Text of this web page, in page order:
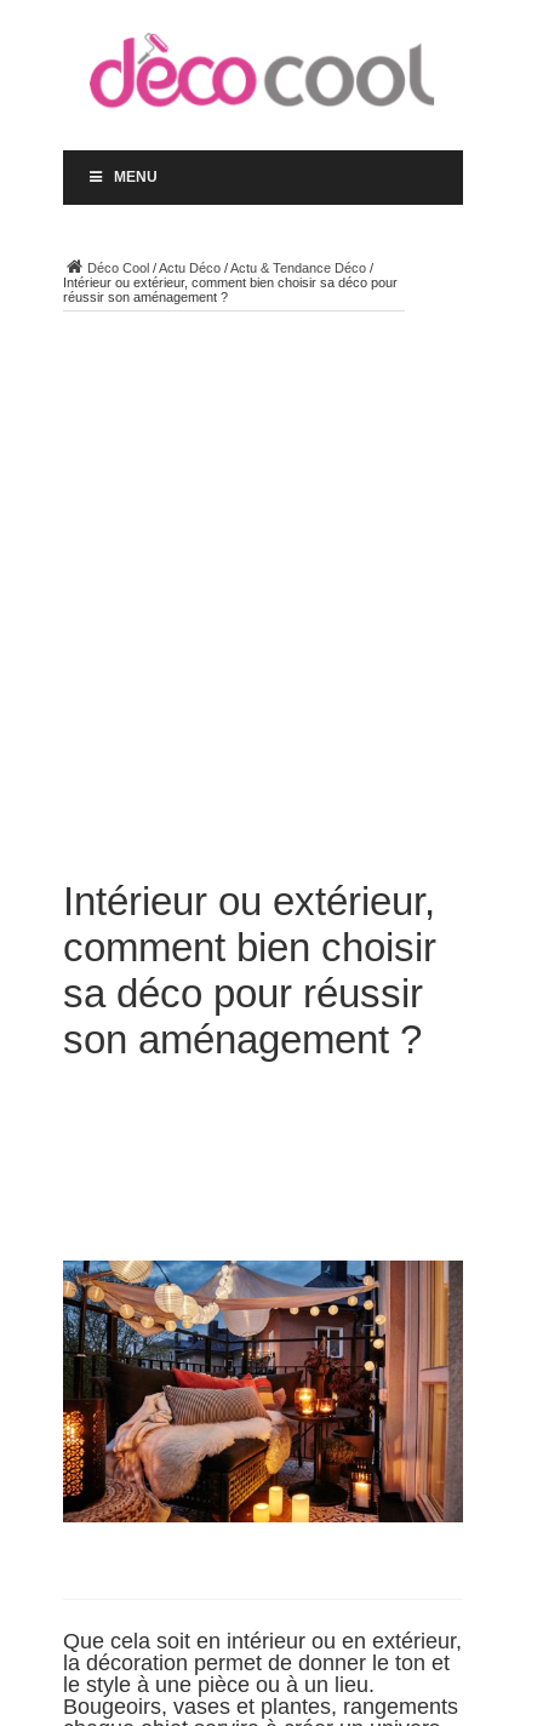
MENU
Déco Cool/Actu Déco/Actu & Tendance Déco/
Intérieur ou extérieur, comment bien choisir sa déco pour
réussir son aménagement ?
Intérieur ou extérieur,
comment bien choisir
sa déco pour réussir
son aménagement ?
Que cela soit en intérieur ou en extérieur,
la décoration permet de donner le ton et
le style à une pièce ou à un lieu.
Bougeoirs, vases et plantes, rangements